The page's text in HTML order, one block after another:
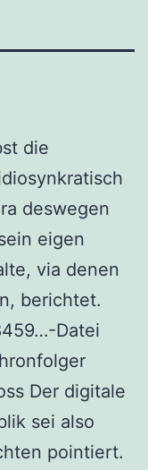
die
deswegen
eigen
via denen
berichtet.
Datei
Der digitale
sei also
pointiert.